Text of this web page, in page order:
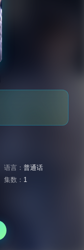
语言：普通话
集数： 1